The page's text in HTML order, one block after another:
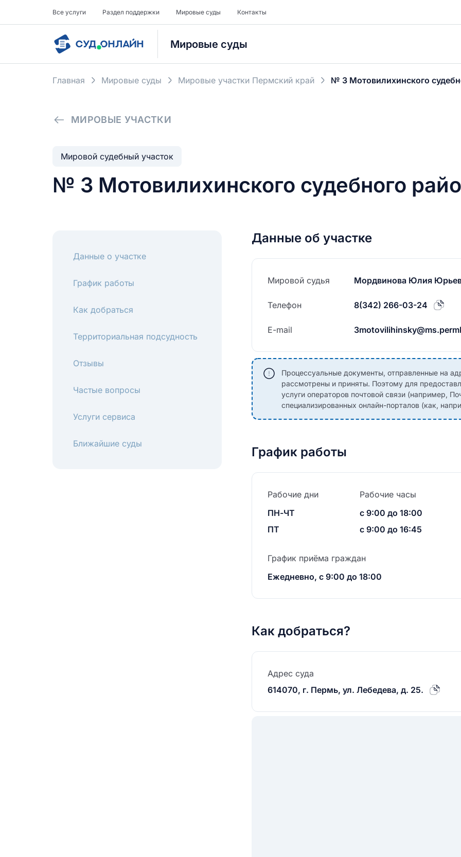
Все услуги Раздел поддержки Мировые суды Контакты
Мировые суды
Главная Мировые суды Мировые участки Пермский край № 3 Мотовилихинского
МИРОВЫЕ УЧАСТКИ
Мировой судебный участок
№ 3 Мотовилихинского судебного
Данные о участке
График работы
Как добраться
Территориальная подсудность
Отзывы
Частые вопросы
Услуги сервиса
Ближайшие суды
Данные об участке
Мировой судья Мордвинова Юлия
Телефон 8(342) 266-03-24
E-mail
Процессуальные документы, отправленные на
рассмотрены и приняты. Поэтому для
услуги операторов почтовой связи (например,
специализированных онлайн-порталов (как,
График работы
Рабочие дни
ПН-ЧТ
ПТ
Рабочие часы
с 9:00 до 18:00
с 9:00 до 16:45
График приёма граждан
Ежедневно, с 9:00 до 18:00
Как добраться?
Адрес суда
614070, г. Пермь, ул. Лебедева, д. 25.